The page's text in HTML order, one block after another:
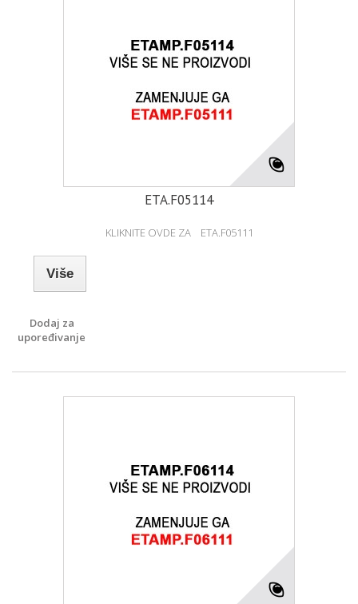
ETA.F05114
KLIKNITE OVDE ZA ETA.F05111
Više
Dodaj za
upoređivanje